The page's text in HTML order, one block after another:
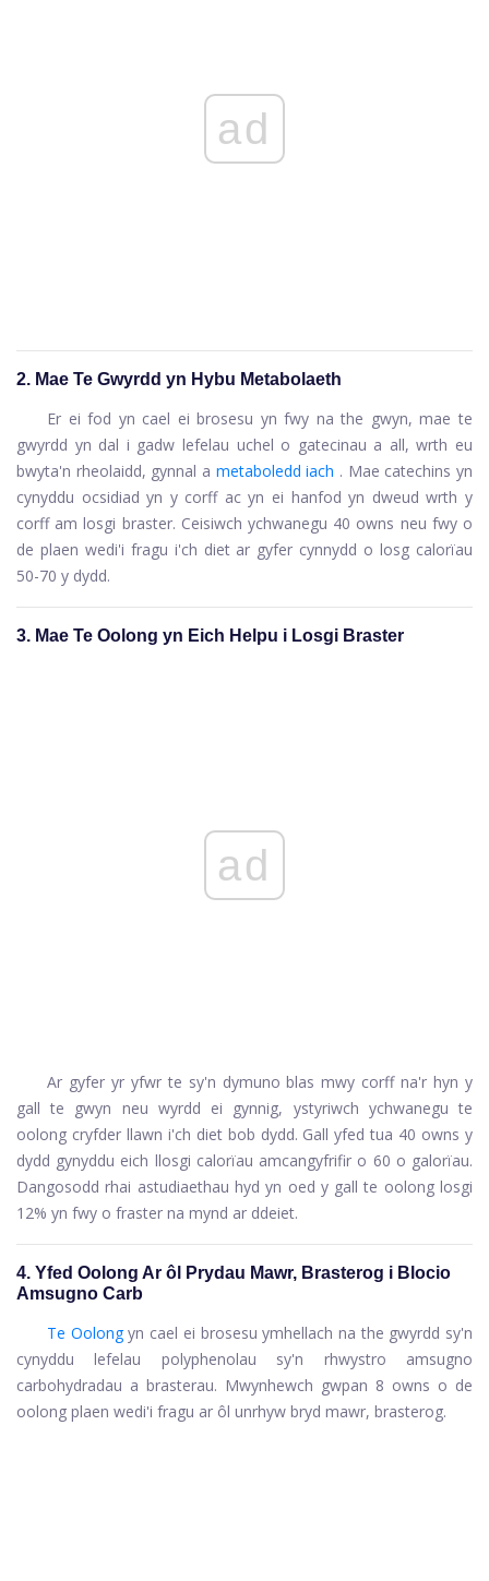
ad
2. Mae Te Gwyrdd yn Hybu Metabolaeth
Er ei fod yn cael ei brosesu yn fwy na the gwyn, mae te
gwyrdd yn dal i gadw lefelau uchel o gatecinau a all, wrth eu
bwyta'n rheolaidd, gynnal a metaboledd iach . Mae catechins yn
cynyddu ocsidiad yn y corff ac yn ei hanfod yn dweud wrth y
corff am losgi braster. Ceisiwch ychwanegu 40 owns neu fwy o
de plaen wedi'i fragu i'ch diet ar gyfer cynnydd o losg calorïau
50-70 y dydd.
3. Mae Te Oolong yn Eich Helpu i Losgi Braster
ad
Ar gyfer yr yfwr te sy'n dymuno blas mwy corff na'r hyn y
gall te gwyn neu wyrdd ei gynnig, ystyriwch ychwanegu te
oolong cryfder llawn i'ch diet bob dydd. Gall yfed tua 40 owns y
dydd gynyddu eich llosgi calorïau amcangyfrifir o 60 o galorïau.
Dangosodd rhai astudiaethau hyd yn oed y gall te oolong losgi
12% yn fwy o fraster na mynd ar ddeiet.
4. Yfed Oolong Ar ôl Prydau Mawr, Brasterog i Blocio
Amsugno Carb
Te Oolongyn cael ei brosesu ymhellach na the gwyrdd sy'n
cynyddu lefelau polyphenolau sy'n rhwystro amsugno
carbohydradau a brasterau. Mwynhewch gwpan 8 owns o de
oolong plaen wedi'i fragu ar ôl unrhyw bryd mawr, brasterog.